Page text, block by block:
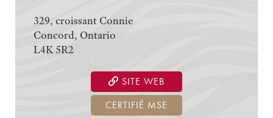
329, croissant Connie
Concord, Ontario
L4K 5R2
SITE WEB
CERTIFIÉ MSE